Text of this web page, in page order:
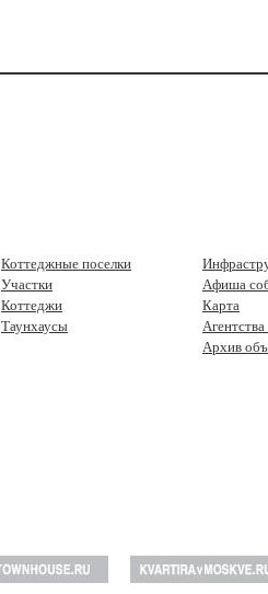
Коттеджные поселки
Участки
Коттеджи
Таунхаусы
Афиша
Карта
Архив